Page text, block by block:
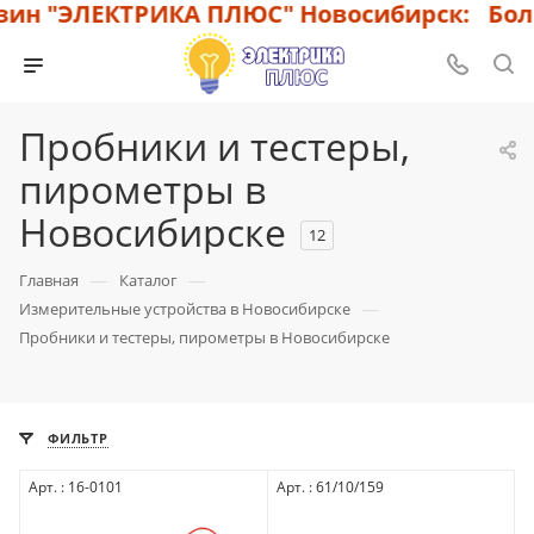
"ЭЛЕКТРИКА ПЛЮС" Новосибирск:
Пробники и тестеры,
пирометры в
Новосибирске
12
Главная — Каталог —
Измерительные устройства в Новосибирске —
Пробники и тестеры, пирометры в Новосибирске
ФИЛЬТР
Арт. : 16-0101 Арт. : 61/10/159